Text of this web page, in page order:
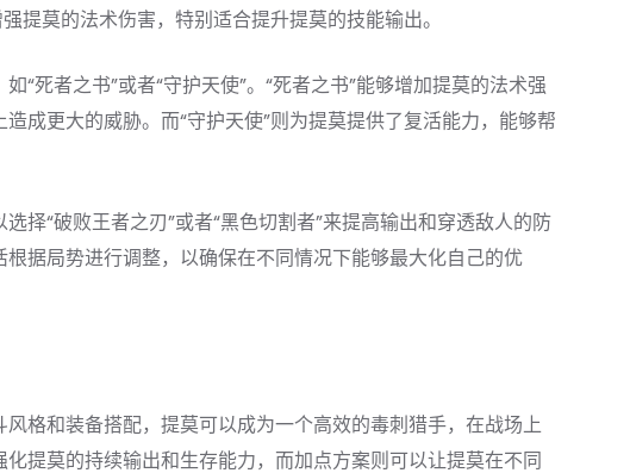
提莫的法术伤害，特别适合提升提莫的技能输出。
“死者之书”或者“守护天使”。“死者之书”能够增加提莫的法术强
成更大的威胁。而“守护天使”则为提莫提供了复活能力，能够帮
择“破败王者之刃”或者“黑色切割者”来提高输出和穿透敌人的防
据局势进行调整，以确保在不同情况下能够最大化自己的优
格和装备搭配，提莫可以成为一个高效的毒刺猎手，在战场上
提莫的持续输出和生存能力，而加点方案则可以让提莫在不同